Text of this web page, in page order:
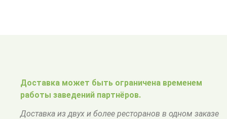
Доставка может быть ограничена временем
работы заведений партнёров.
Доставка из двух и более ресторанов в одном заказе